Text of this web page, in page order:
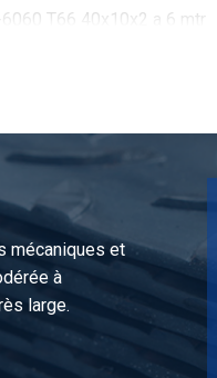
T66 40x10x2 a 6 mtr
T66 30x15x2 a 6 mtr
T66 35x15x2 a 6 mtr
T66 40x15x2 a 6 mtr
6060 T66 50x15x2 a 6 mtr
mécaniques et
à
large.